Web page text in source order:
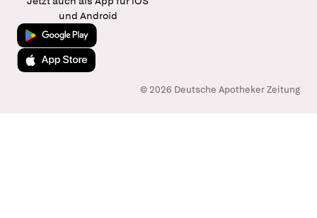
und Android
Jetzt bei Google Play
Laden im App Store
© 2026 Deutsche Apotheker Zeitung